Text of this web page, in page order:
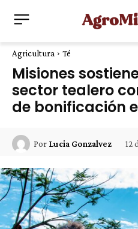
Agricultura Té
Misiones
sector tealero
de bonificación
Por Lucia Gonzalvez 12